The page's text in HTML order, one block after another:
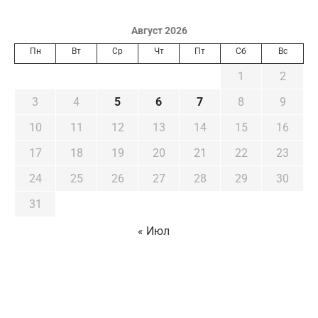
Август 2026
Пн Вт Ср Чт Пт Сб Вс
1
2
3
4 5 6 7 8
9
10
11 12 13 14 15
16
17
18 19 20 21 22
23
24
25 26 27 28 29
30
31
« Июл